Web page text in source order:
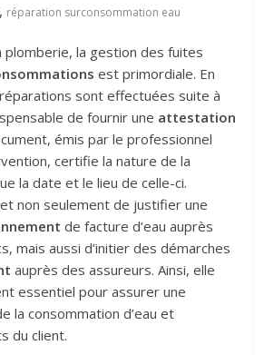
, réparation surconsommation eau
plomberie, la gestion des fuites
est primordiale. En
sont effectuées suite à
de fournir une attestation
émis par le professionnel
certifie la nature de la
la date et le lieu de celle-ci.
non seulement de justifier une
de facture d’eau auprès
mais aussi d’initier des démarches
auprès des assureurs. Ainsi, elle
essentiel pour assurer une
la consommation d’eau et
du client.